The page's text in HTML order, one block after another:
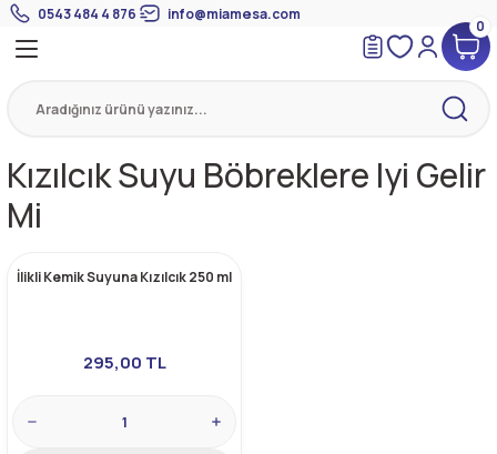
0543 484 4 876 info@miamesa.com
Suyu
0
Kızılcık Suyu Böbreklere Iyi Gelir
Mi
İlikli Kemik Suyuna Kızılcık 250 ml
295,00 TL